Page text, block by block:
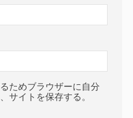
ためブラウザーに自分
サイトを保存する。